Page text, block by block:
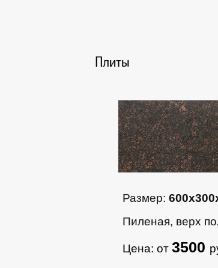
Плиты
Размер:
Пиленая, верх
Цена: от 3500